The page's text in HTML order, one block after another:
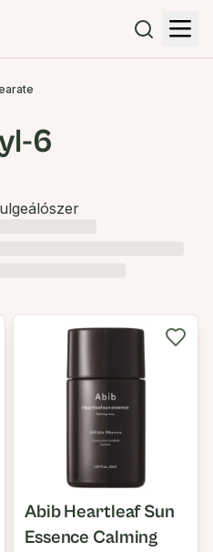
6
Abib Heartleaf Sun
Essence Calming